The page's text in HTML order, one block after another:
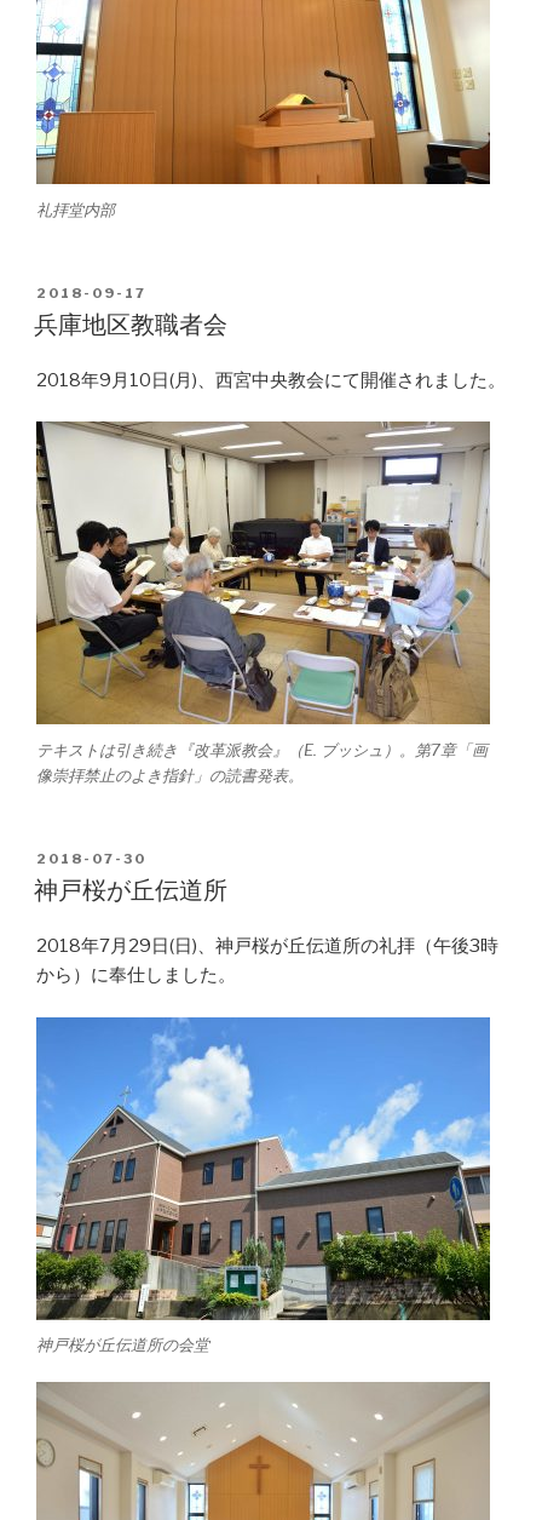
礼拝堂内部
POSTED
ON
2018-09-17
兵庫地区教職者会
2018年9月10日(月)、西宮中央教会にて開催されました。
テキストは引き続き『改革派教会』（E. ブッシュ）。第7章「画
像崇拝禁止のよき指針」の読書発表。
POSTED
ON
2018-07-30
神戸桜が丘伝道所
2018年7月29日(日)、神戸桜が丘伝道所の礼拝（午後3時
から）に奉仕しました。
神戸桜が丘伝道所の会堂